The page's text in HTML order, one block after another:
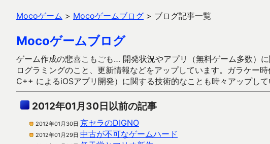
Mocoゲーム > Mocoゲームブログ > ブログ記事一覧
Mocoゲームブログ
ゲーム作成の悲喜こもごも… 開発状況やアプリ（無料ゲーム多数）
ログラミングのこと、更新情報などをアップしています。ガラケ
C++ によるiOSアプリ開発）に関する技術的なことも時々アップして
2012年01月30日以前の記事
2012年01月30日 京セラのDIGNO
2012年01月29日 中古が不可なゲームハード